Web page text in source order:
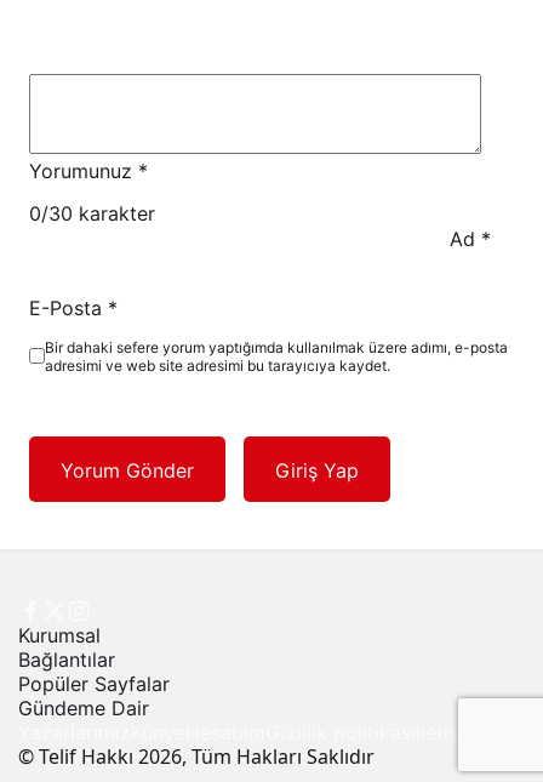
Yorumunuz *
0/30 karakter
Ad *
E-Posta *
Bir dahaki sefere yorum yaptığımda kullanılmak üzere adımı, e-posta
adresimi ve web site adresimi bu tarayıcıya kaydet.
Yorum Gönder Giriş Yap
Kurumsal
Bağlantılar
Popüler Sayfalar
Gündeme Dair
© Telif Hakkı 2026, Tüm Hakları Saklıdır